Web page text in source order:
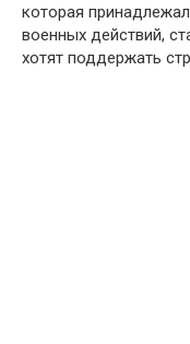
которая
военных действий,
хотят поддержать